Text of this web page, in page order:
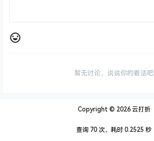
暂无讨论，说说你的看法吧
Copyright © 2026云打折
查询 70 次，耗时 0.2525 秒